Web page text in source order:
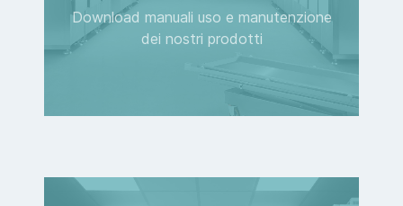
Download manuali uso e manutenzione
dei nostri prodotti